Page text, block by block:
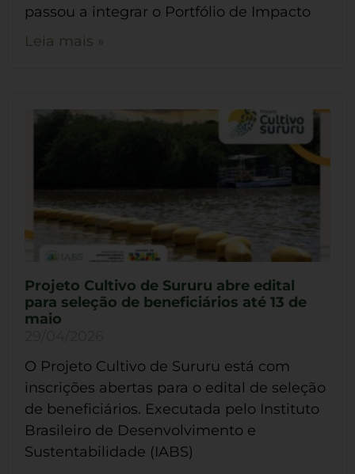
passou a integrar o Portfólio de Impacto
Leia mais »
Projeto Cultivo de Sururu abre edital
para seleção de beneficiários até 13 de
maio
O Projeto Cultivo de Sururu está com
inscrições abertas para o edital de seleção
de beneficiários. Executada pelo Instituto
Brasileiro de Desenvolvimento e
Sustentabilidade (IABS)